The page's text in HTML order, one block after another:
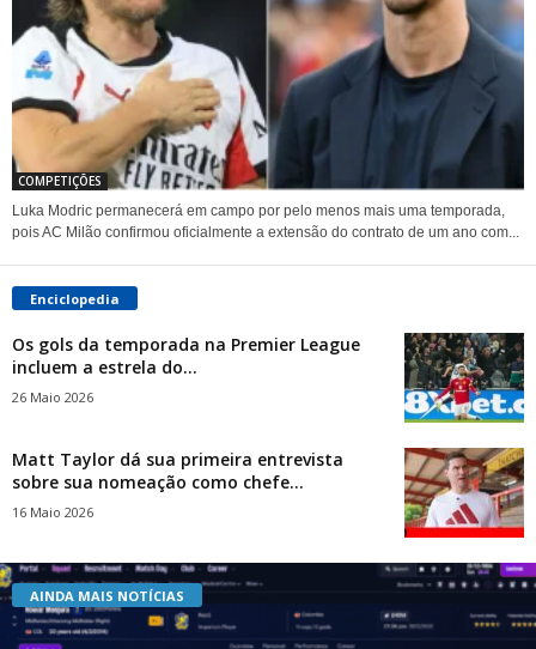
COMPETIÇÕES
Luka Modric permanecerá em campo por pelo menos mais uma temporada,
pois AC Milão confirmou oficialmente a extensão do contrato de um ano com...
Enciclopedia
Os gols da temporada na Premier League
incluem a estrela do...
26 Maio 2026
Matt Taylor dá sua primeira entrevista
sobre sua nomeação como chefe...
16 Maio 2026
AINDA MAIS NOTÍCIAS